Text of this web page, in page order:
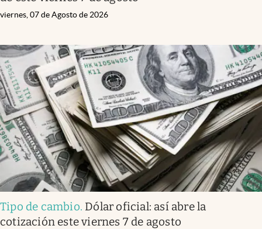
viernes, 07 de Agosto de 2026
Tipo de cambio. Dólar oficial: así abre la
cotización este viernes 7 de agosto